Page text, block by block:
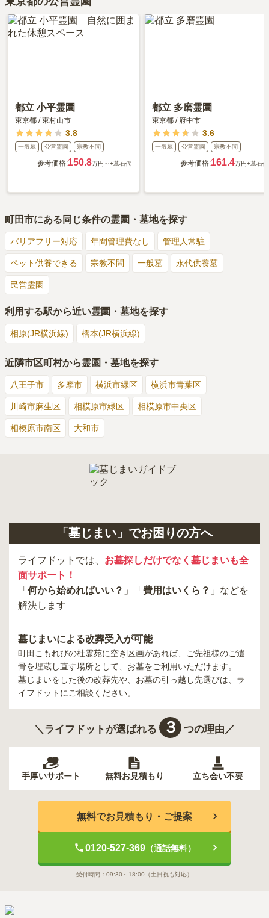
都立 小平霊園
東京都 /東村山市
3.8
一般墓 公営霊園 宗教不問
参考価格:150.8万円～+墓石代
都立 多磨霊園
東京都 / 府中市
3.6
一般墓 公営霊園 宗教不問
参考価格:161.4万円+墓石代
町田市にある同じ条件の霊園・墓地を探す
バリアフリー対応 年間管理費なし 管理人常駐
ペット供養できる 宗教不問 一般墓 永代供養墓
民営霊園
利用する駅から近い霊園・墓地を探す
相原(JR横浜線) 橋本(JR横浜線)
近隣市区町村から霊園・墓地を探す
八王子市 多摩市 横浜市緑区 横浜市青葉区
川崎市麻生区 相模原市緑区 相模原市中央区
相模原市南区 大和市
「墓じまい」でお困りの方へ
ライフドットでは、 お墓探しだけでなく墓じまいも全
面サポート！
「 何から始めればいい？ 」「 費用はいくら？ 」などを
解決します
墓じまいによる改葬受入が可能
町田こもれびの杜霊苑に空き区画があれば、ご先祖様のご遺
骨を埋蔵し直す場所として、お墓をご利用いただけます。
墓じまいをした後の改葬先や、お墓の引っ越し先選びは、ラ
イフドットにご相談ください。
＼ライフドットが選ばれる ３ つの理由／
手厚いサポート 無料お見積もり 立ち会い不要
無料でお見積もり・ご提案
0120-527-369（通話無料）
受付時間： 09:30～18:00 （土日祝も対応）